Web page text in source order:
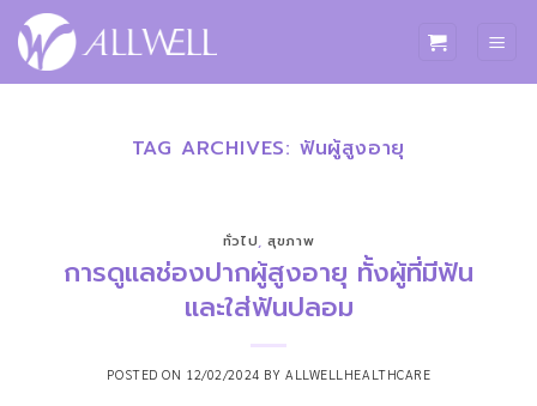
ข้าม
ไป
TAG ARCHIVES: ฟันผู้สูงอายุ
ทั่วไป,สุขภาพ
การดูแลช่องปากผู้สูงอายุ ทั้งผู้ที่มีฟัน
และใส่ฟันปลอม
POSTED ON 12/02/2024 BY ALLWELLHEALTHCARE